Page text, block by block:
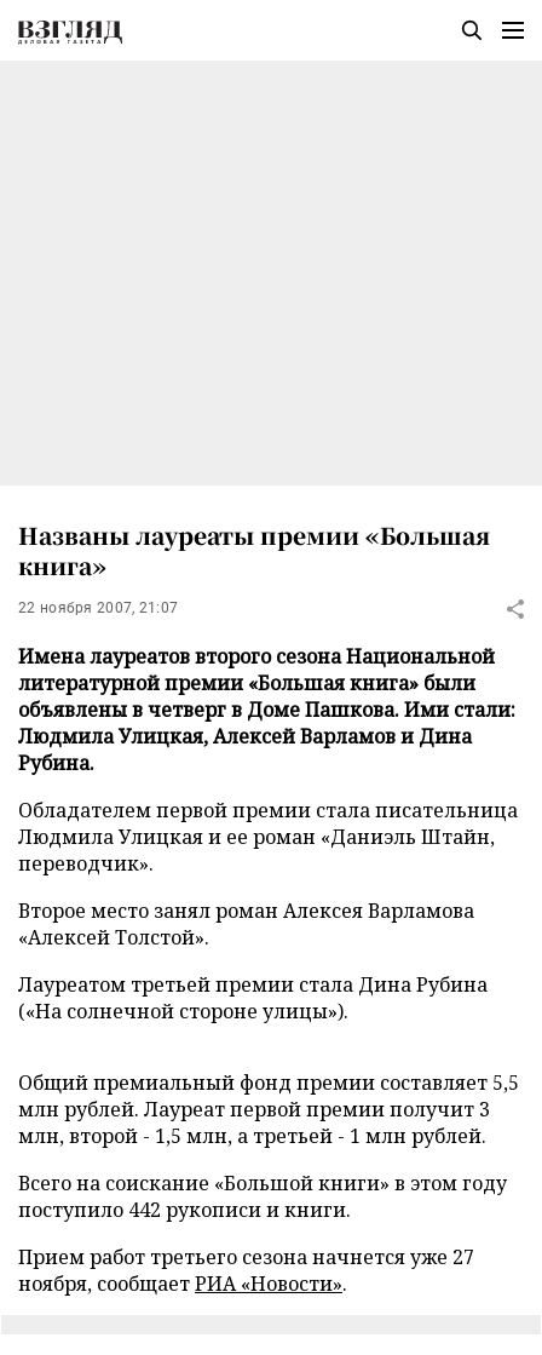
Названы лауреаты премии «Большая
книга»
22 ноября 2007, 21:07
Имена лауреатов второго сезона Национальной
литературной премии «Большая книга» были
объявлены в четверг в Доме Пашкова. Ими стали:
Людмила Улицкая, Алексей Варламов и Дина
Рубина.
Обладателем первой премии стала писательница
Людмила Улицкая и ее роман «Даниэль Штайн,
переводчик».
Второе место занял роман Алексея Варламова
«Алексей Толстой».
Лауреатом третьей премии стала Дина Рубина
(«На солнечной стороне улицы»).
Общий премиальный фонд премии составляет 5,5
млн рублей. Лауреат первой премии получит 3
млн, второй - 1,5 млн, а третьей - 1 млн рублей.
Всего на соискание «Большой книги» в этом году
поступило 442 рукописи и книги.
Прием работ третьего сезона начнется уже 27
ноября, сообщаетРИА «Новости».